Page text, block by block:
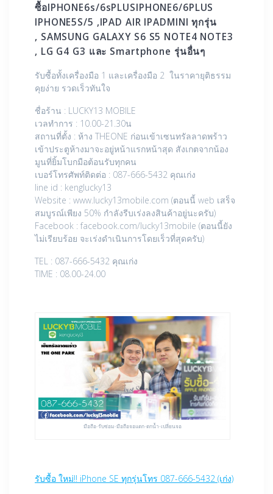
ซื้อIPHONE6s/6sPLUSIPHONE6/6PLUS
IPHONE5S/5 ,IPAD AIR IPADMINI ทุกรุ่น
, SAMSUNG GALAXY S6 S5 NOTE4 NOTE3
, LG G4 G3 และ Smartphone รุ่นอื่นๆ
รับซื้อทั้งเครื่องมือ 1 และเครื่องมือ 2 ในราคายุติธรรม
คุยง่าย รวดเร็วทันใจ
ชื่อร้าน : LUCKY13 MOBILE
เวลทำการ : 10.00-21.30น
สถานที่ตั้ง : ห้าง THEONE ก่อนเข้าเซนทรัลลาดพร้าว
เข้าประตูห้างมาจะอยู่หน้าแรกหน้าสุด สังเกตจากน้อง
มูนที่ยิ้มโบกมือต้อนรับทุกคน
เบอร์โทรศัพท์ติดต่อ : 087-666-5432 คุณเก่ง
line id : kenglucky13
Website : www.lucky13mobile.com (ตอนนี้ web เสร็จ
สมบูรณ์เพียง 50% กำลังรีบเร่งลงสินค้าอยู่นะครับ)
Facebook : facebook.com/lucky13mobile (ตอนนี้ยัง
ไม่เรียบร้อย จะเร่งดำเนินการโดยเร็วที่สุดครับ)
TEL : 087-666-5432 คุณเก่ง
TIME : 08.00-24.00
มือถือ-รับซ่อม-มือถือจอแตก-ตกน้ำ-เปลี่ยนจอ
รับซื้อ ใหม่!! iPhone SE ทุกรุ่นโทร 087-666-5432 (เก่ง)